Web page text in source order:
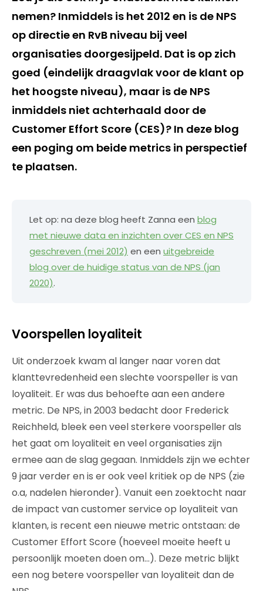
nemen? Inmiddels is het 2012 en is de NPS
op directie en RvB niveau bij veel
organisaties doorgesijpeld. Dat is op zich
goed (eindelijk draagvlak voor de klant op
het hoogste niveau), maar is de NPS
inmiddels niet achterhaald door de
Customer Effort Score (CES)? In deze blog
een poging om beide metrics in perspectief
te plaatsen.
Let op: na deze blog heeft Zanna een blog
met nieuwe data en inzichten over CES en NPS
geschreven (mei 2012) en een uitgebreide
blog over de huidige status van de NPS (jan
2020).
Voorspellen loyaliteit
Uit onderzoek kwam al langer naar voren dat
klanttevredenheid een slechte voorspeller is van
loyaliteit. Er was dus behoefte aan een andere
metric. De NPS, in 2003 bedacht door Frederick
Reichheld, bleek een veel sterkere voorspeller als
het gaat om loyaliteit en veel organisaties zijn
ermee aan de slag gegaan. Inmiddels zijn we echter
9 jaar verder en is er ook veel kritiek op de NPS (zie
o.a, nadelen hieronder). Vanuit een zoektocht naar
de impact van customer service op loyaliteit van
klanten, is recent een nieuwe metric ontstaan: de
Customer Effort Score (hoeveel moeite heeft u
persoonlijk moeten doen om…). Deze metric blijkt
een nog betere voorspeller van loyaliteit dan de